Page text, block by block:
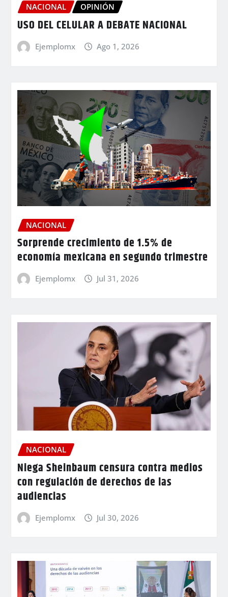
NACIONAL OPINIÓN
USO DEL CELULAR A DEBATE NACIONAL
Ejemplomx Ago 1, 2026
NACIONAL
Sorprende crecimiento de 1.5% de
economía mexicana en segundo trimestre
Ejemplomx Jul 31, 2026
NACIONAL
Niega Sheinbaum censura contra medios
con regulación de derechos de las
audiencias
Ejemplomx Jul 30, 2026